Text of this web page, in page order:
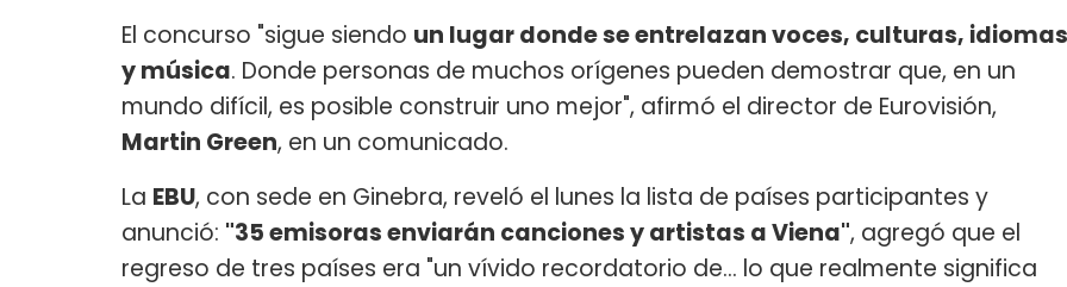
El concurso "sigue siendo un lugar donde se entrelazan voces, culturas, idiomas
y música. Donde personas de muchos orígenes pueden demostrar que, en un
mundo difícil, es posible construir uno mejor", afirmó el director de Eurovisión,
Martin Green, en un comunicado.
La EBU, con sede en Ginebra, reveló el lunes la lista de países participantes y
anunció: "35 emisoras enviarán canciones y artistas a Viena", agregó que el
regreso de tres países era "un vívido recordatorio de... lo que realmente significa